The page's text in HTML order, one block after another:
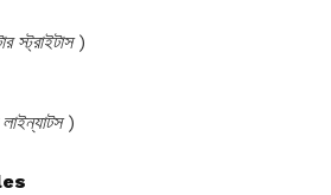
স্ট্রাইটাস)
)